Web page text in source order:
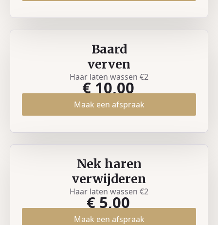
Baard
verven
Haar laten wassen €2
€ 10,00
Maak een afspraak
Nek haren
verwijderen
Haar laten wassen €2
€ 5,00
Maak een afspraak